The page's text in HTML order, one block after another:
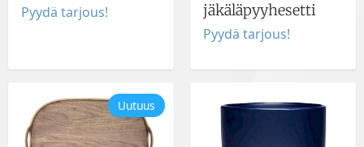
Pyydä tarjous!
jäkäläpyyhesetti
Pyydä tarjous!
Uutuus